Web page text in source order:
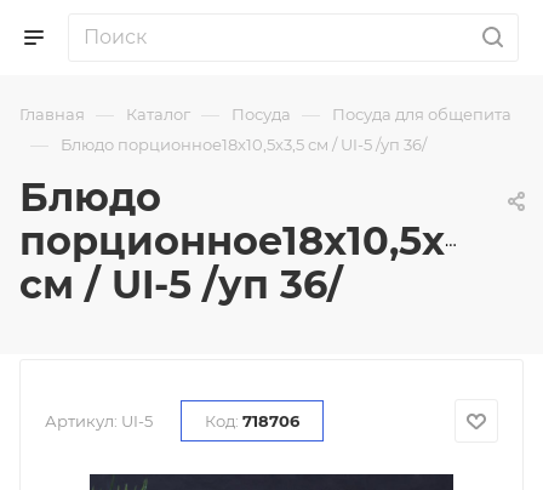
Главная — Каталог — Посуда — Посуда для общепита
— Блюдо порционное18x10,5x3,5 см / UI-5 /уп 36/
Блюдо
порционное18x10,5x3,5
см / UI-5 /уп 36/
Артикул: UI-5 Код: 718706